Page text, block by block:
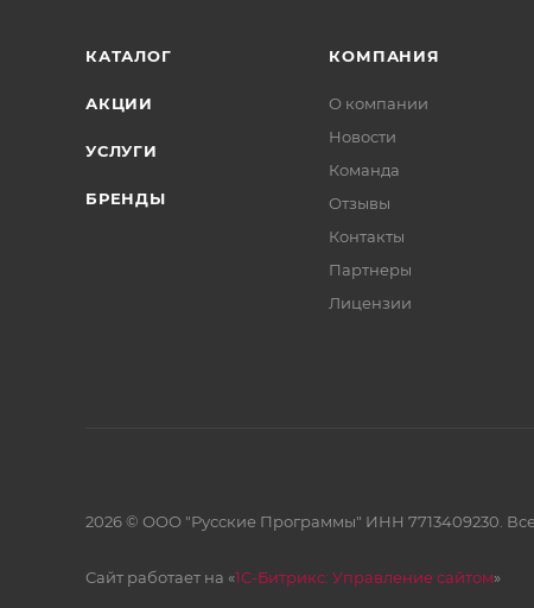
КАТАЛОГ
АКЦИИ
УСЛУГИ
БРЕНДЫ
КОМПАНИЯ
О компании
Новости
Команда
Отзывы
Контакты
Партнеры
Лицензии
2026 © ООО "Русские Программы" ИНН 7713409230.
Сайт работает на «1С-Битрикс: Управление сайтом»